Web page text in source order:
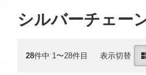
シルバーチェー
28件中 1〜28件目 表示切替